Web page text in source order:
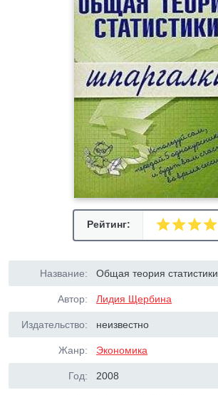
Рейтинг:
Название: Общая теория статистики
Автор: Лидия Щербина
Издательство: неизвестно
Жанр: Экономика
Год: 2008